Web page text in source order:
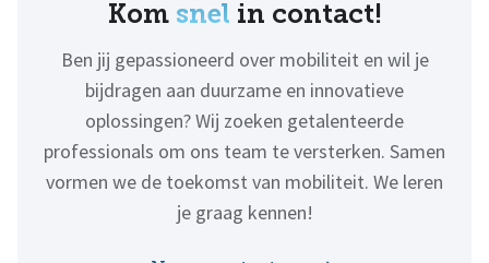
Kom snel in contact!
Ben jij gepassioneerd over mobiliteit en wil je
bijdragen aan duurzame en innovatieve
oplossingen? Wij zoeken getalenteerde
professionals om ons team te versterken. Samen
vormen we de toekomst van mobiliteit. We leren
je graag kennen!